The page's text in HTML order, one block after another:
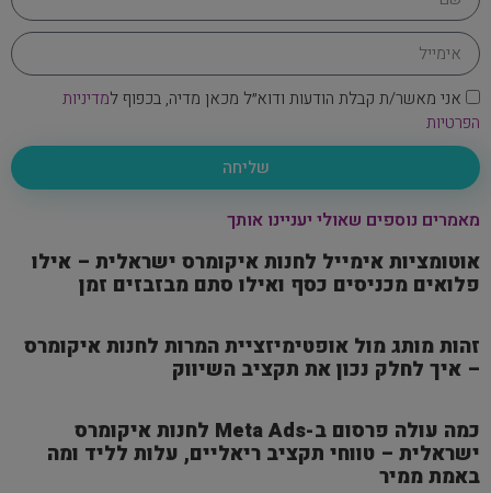
אני מאשר/ת קבלת הודעות ודוא״ל מכאן מדיה, בכפוף למדיניות
הפרטיות
שליחה
מאמרים נוספים שאולי יעניינו אותך
אוטומציות אימייל לחנות איקומרס ישראלית – אילו
פלואים מכניסים כסף ואילו סתם מבזבזים זמן
זהות מותג מול אופטימיזציית המרות לחנות איקומרס
– איך לחלק נכון את תקציב השיווק
כמה עולה פרסום ב-Meta Ads לחנות איקומרס
ישראלית – טווחי תקציב ריאליים, עלות לליד ומה
באמת ממיר